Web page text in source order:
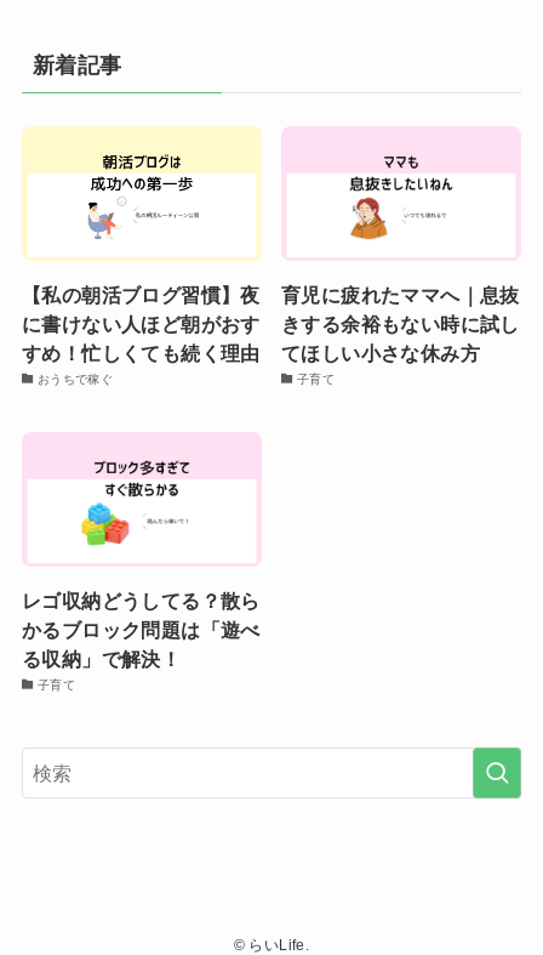
新着記事
【私の朝活ブログ習慣】夜
に書けない人ほど朝がおす
すめ！忙しくても続く理由
おうちで稼ぐ
育児に疲れたママへ｜息抜
きする余裕もない時に試し
てほしい小さな休み方
子育て
レゴ収納どうしてる？散ら
かるブロック問題は「遊べ
る収納」で解決！
子育て
© らいLife.